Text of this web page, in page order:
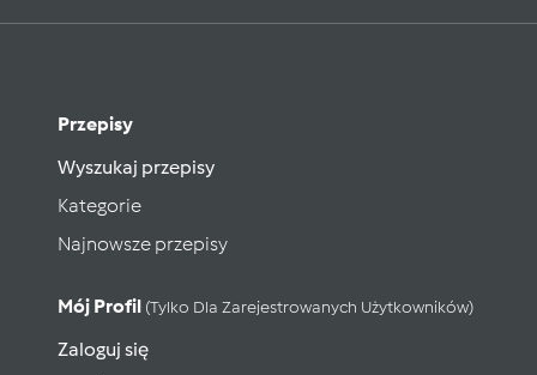
Przepisy
Wyszukaj przepisy
Kategorie
Najnowsze przepisy
Mój Profil (tylko Dla Zarejestrowanych Użytkowników)
Zaloguj się